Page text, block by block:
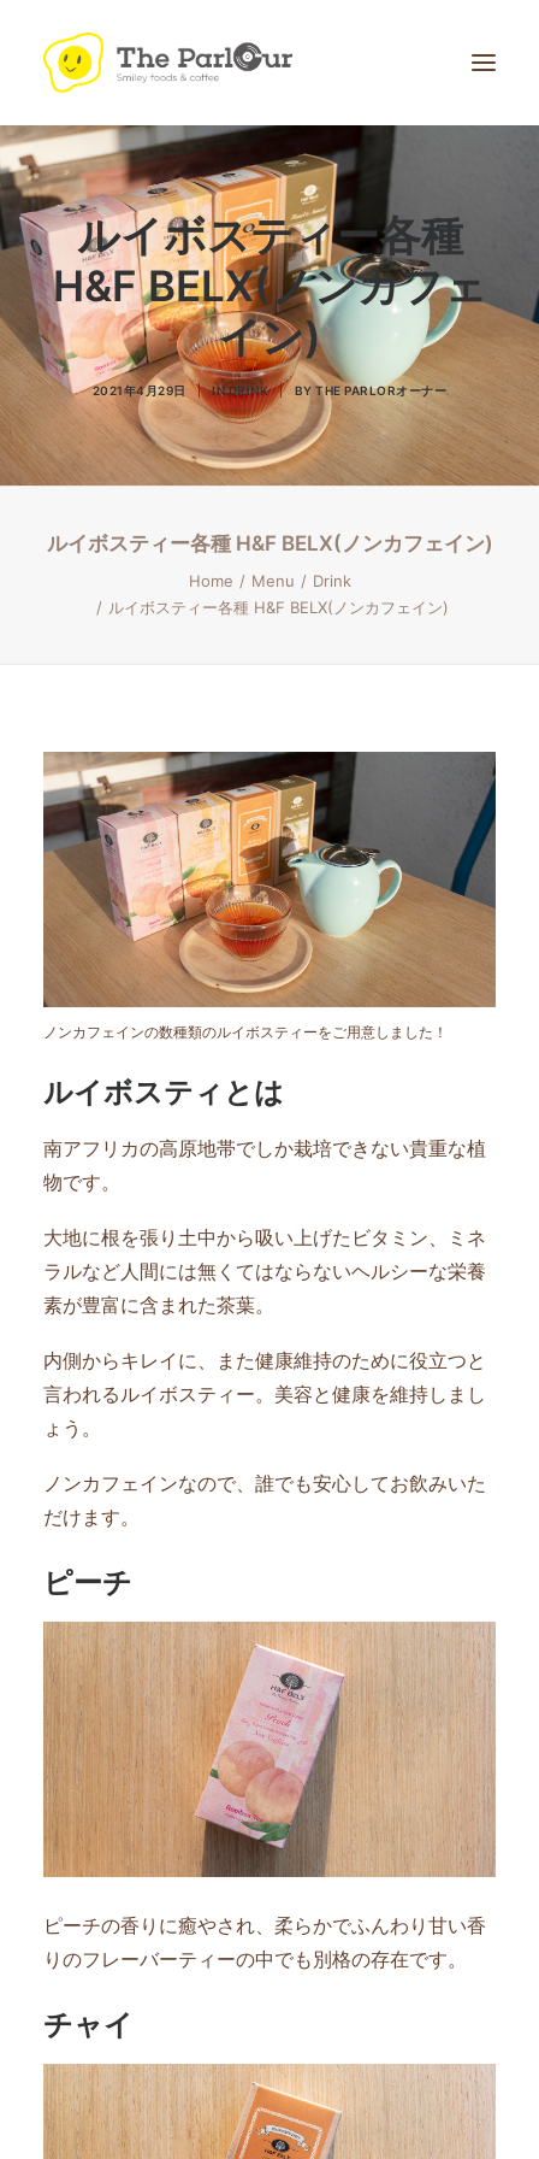
Search
ルイボスティー各種
H&F BELX(ノンカフェ
イン)
2021年4月29日 | INDRINK | BYTHE PARLORオーナー
ルイボスティー各種 H&F BELX(ノンカフェイン)
Home Menu
Drink
ルイボスティー各種 H&F BELX(ノンカフェイン)
ノンカフェインの数種類のルイボスティーをご用意しました！
ルイボスティとは
南アフリカの高原地帯でしか栽培できない貴重な植
物です。
大地に根を張り土中から吸い上げたビタミン、ミネ
ラルなど人間には無くてはならないヘルシーな栄養
素が豊富に含まれた茶葉。
内側からキレイに、また健康維持のために役立つと
言われるルイボスティー。美容と健康を維持しまし
ょう。
ノンカフェインなので、誰でも安心してお飲みいた
だけます。
ピーチ
ピーチの香りに癒やされ、柔らかでふんわり甘い香
りのフレーバーティーの中でも別格の存在です。
チャイ